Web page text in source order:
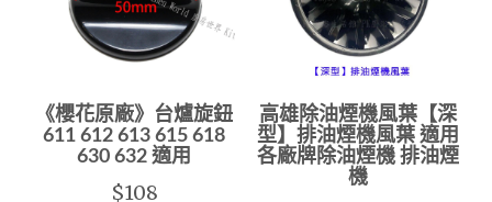
《櫻花原廠》台爐旋鈕
611 612 613 615 618
630 632 適用
$108
高雄除油煙機風葉【深
型】排油煙機風葉 適用
各廠牌除油煙機 排油煙
機